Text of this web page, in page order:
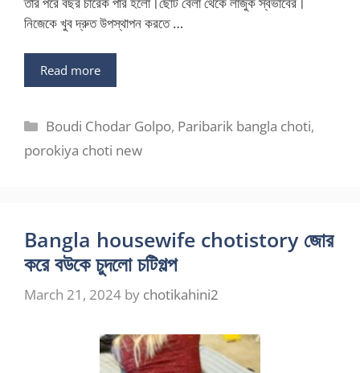
নিজেকে খুব দ্রুত উপস্থাপন করতে …
Read more
Categories
Boudi Chodar Golpo, Paribarik bangla choti,
porokiya choti new
Bangla housewife chotistory জোর
করে বউকে চুদলো চটিগল্প
March 21, 2024 by chotikahini2